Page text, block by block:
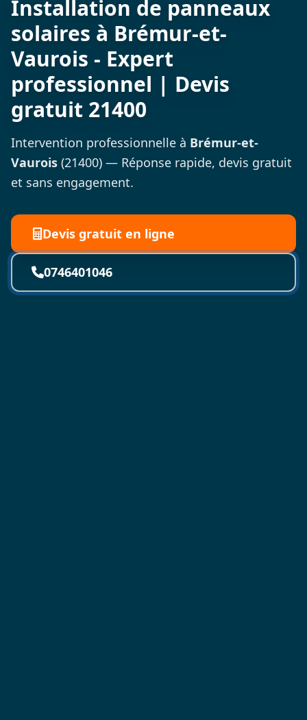
Installation de panneaux
solaires à Brémur-et-
Vaurois - Expert
professionnel | Devis
gratuit 21400
Intervention professionnelle à Brémur-et-
Vaurois (21400) — Réponse rapide, devis gratuit
et sans engagement.
Devis gratuit en ligne
0746401046